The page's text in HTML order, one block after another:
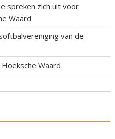
spreken zich uit voor
Waard
van de
Waard